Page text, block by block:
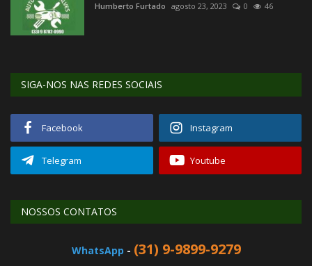
Humberto Furtado agosto 23, 2023 0 46
SIGA-NOS NAS REDES SOCIAIS
Facebook Instagram
Telegram Youtube
NOSSOS CONTATOS
WhatsApp - (31) 9-9899-9279